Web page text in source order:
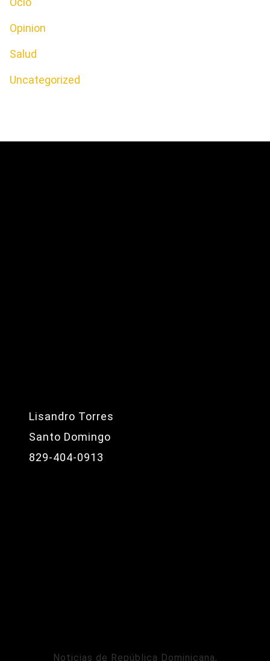
Opinion
Salud
Uncategorized
Lisandro Torres
Santo Domingo
829-404-0913
Noticias de República Dominicana,